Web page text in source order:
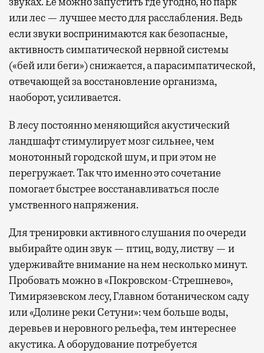
или лес — лучшее место для расслабления. Ведь
если звуки воспринимаются как безопасные,
активность симпатической нервной системы
(«бей или беги») снижается, а парасимпатической,
отвечающей за восстановление организма,
наоборот, усиливается.
В лесу постоянно меняющийся акустический
ландшафт стимулирует мозг сильнее, чем
монотонный городской шум, и при этом не
перегружает. Так что именно это сочетание
помогает быстрее восстанавливаться после
умственного напряжения.
Для тренировки активного слушания по очереди
выбирайте один звук — птиц, воду, листву — и
удерживайте внимание на нем несколько минут.
Пробовать можно в «Покровском-Стрешнево»,
Тимирязевском лесу, Главном ботаническом саду
или «Долине реки Сетуни»: чем больше воды,
деревьев и неровного рельефа, тем интереснее
акустика. А оборудование потребуется